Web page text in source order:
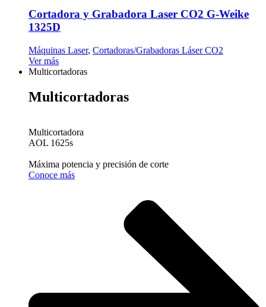
Cortadora y Grabadora Laser CO2 G-Weike
1325D
Máquinas Laser, Cortadoras/Grabadoras Láser CO2
Ver más
Multicortadoras
Multicortadoras
Multicortadora
AOL 1625s
Máxima potencia y precisión de corte
Conoce más